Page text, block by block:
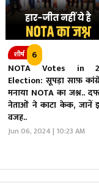
शीर्ष 6
NOTA Votes in
Election: सूपड़ा साफ़
मनाया NOTA का जश्न..
नेताओं ने काटा केक, जानें
वजह..
Jun 06, 2024 | 10:23 AM